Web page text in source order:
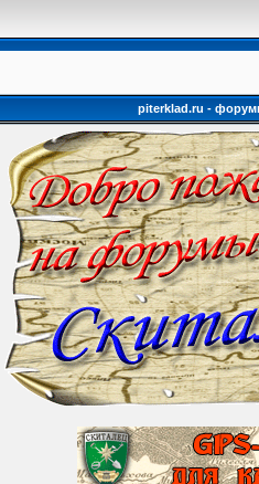
piterklad.ru -